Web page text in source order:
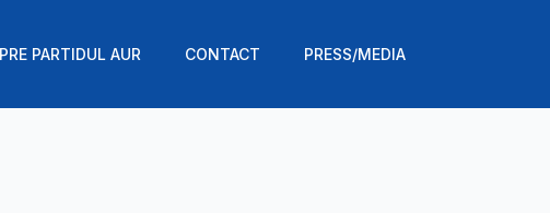
PARTIDUL AUR CONTACT PRESS/MEDIA